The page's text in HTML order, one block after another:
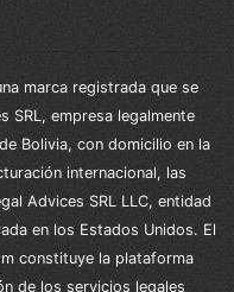
marca registrada que se
SRL, empresa legalmente
Bolivia, con domicilio en la
internacional, las
Advices SRL LLC, entidad
en los Estados Unidos. El
constituye la plataforma
de los servicios legales